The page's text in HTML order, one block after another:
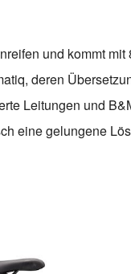
und kommt
deren
Leitungen und
eine gelungene